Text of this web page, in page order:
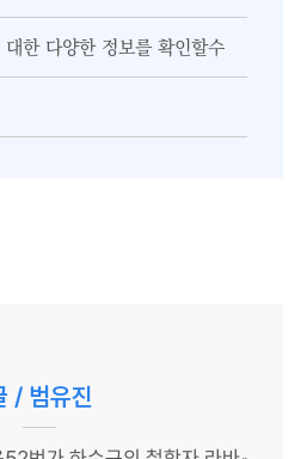
한 다양한 정보를 확인할수
/ 범유진